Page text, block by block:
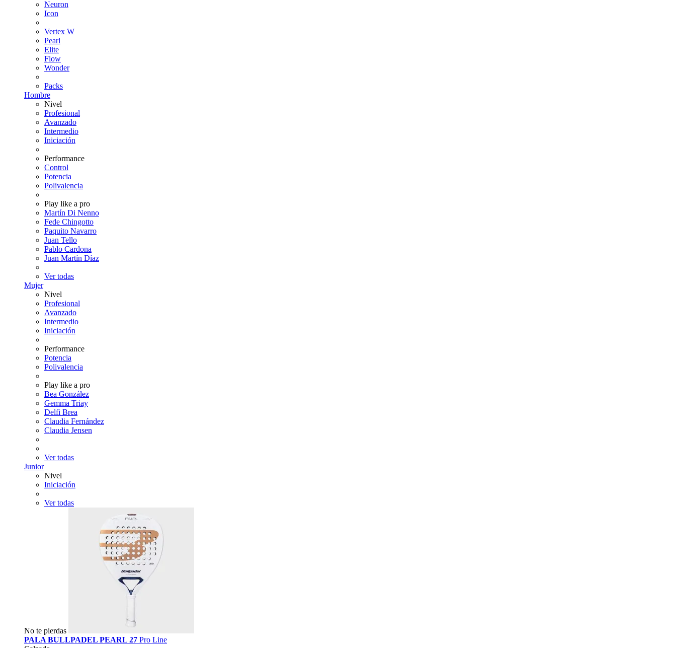
Neuron
Icon
Vertex W
Pearl
Elite
Flow
Wonder
Packs
Hombre
Nivel
Profesional
Avanzado
Intermedio
Iniciación
Performance
Control
Potencia
Polivalencia
Play like a pro
Martín Di Nenno
Fede Chingotto
Paquito Navarro
Juan Tello
Pablo Cardona
Juan Martín Díaz
Ver todas
Mujer
Nivel
Profesional
Avanzado
Intermedio
Iniciación
Performance
Potencia
Polivalencia
Play like a pro
Bea González
Gemma Triay
Delfi Brea
Claudia Fernández
Claudia Jensen
Ver todas
Junior
Nivel
Iniciación
Ver todas
No te pierdas
PALA BULLPADEL PEARL 27 Pro Line